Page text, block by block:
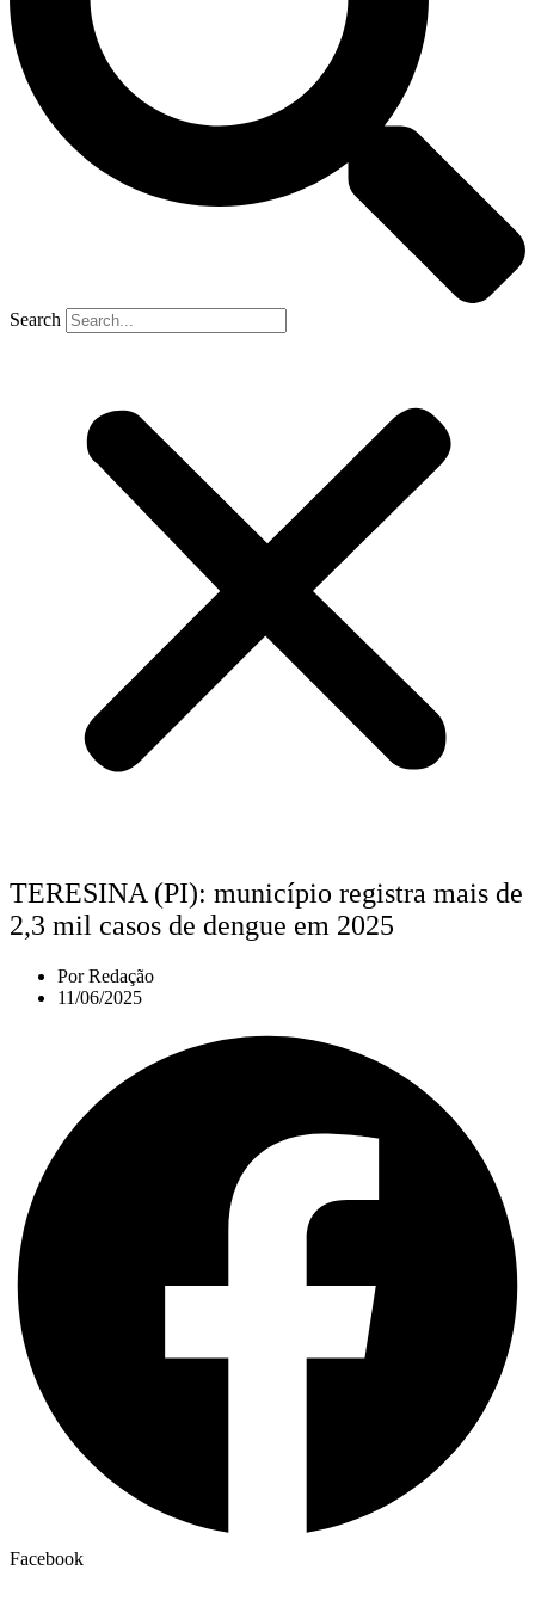
Search
TERESINA (PI): município registra mais de
2,3 mil casos de dengue em 2025
PorRedação
11/06/2025
Facebook